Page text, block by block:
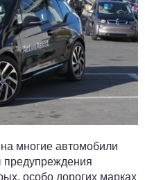
многие автомобили
предупреждения
особо дорогих марках